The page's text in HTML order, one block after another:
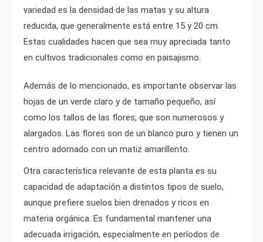
variedad es la densidad de las matas y su altura
reducida, que generalmente está entre 15 y 20 cm.
Estas cualidades hacen que sea muy apreciada tanto
en cultivos tradicionales como en paisajismo.
Además de lo mencionado, es importante observar las
hojas de un verde claro y de tamaño pequeño, así
como los tallos de las flores, que son numerosos y
alargados. Las flores son de un blanco puro y tienen un
centro adornado con un matiz amarillento.
Otra característica relevante de esta planta es su
capacidad de adaptación a distintos tipos de suelo,
aunque prefiere suelos bien drenados y ricos en
materia orgánica. Es fundamental mantener una
adecuada irrigación, especialmente en períodos de